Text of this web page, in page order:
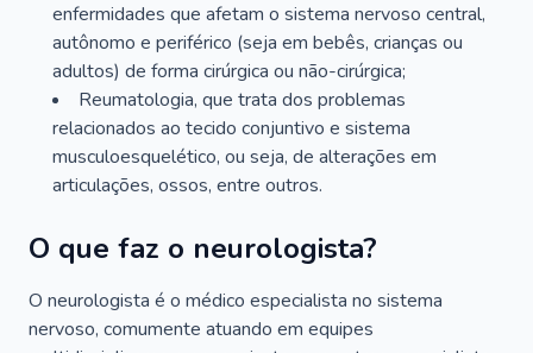
enfermidades que afetam o sistema nervoso central,
autônomo e periférico (seja em bebês, crianças ou
adultos) de forma cirúrgica ou não-cirúrgica;
Reumatologia, que trata dos problemas
relacionados ao tecido conjuntivo e sistema
musculoesquelético, ou seja, de alterações em
articulações, ossos, entre outros.
O que faz o neurologista?
O neurologista é o médico especialista no sistema
nervoso, comumente atuando em equipes